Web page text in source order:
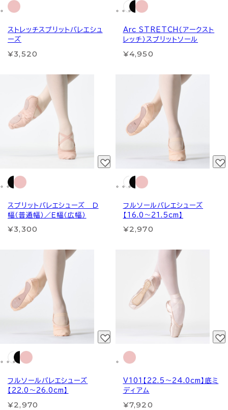
ストレッチスプリットバレエシュ
ーズ
¥3,520
Arc STRETCH（アークスト
レッチ）スプリットソール
¥4,950
スプリットバレエシューズ Ｄ
幅（普通幅）／Ｅ幅（広幅）
¥3,300
フルソールバレエシューズ
【16.0～21.5cm】
¥2,970
フルソールバレエシューズ
【22.0～26.0cm】
¥2,970
V101【22.5～24.0cm】底ミ
ディアム
¥7,920